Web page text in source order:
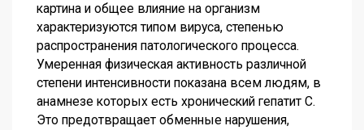
картина и общее влияние на организм
характеризуются типом вируса, степенью
распространения патологического процесса.
Умеренная физическая активность различной
степени интенсивности показана всем людям, в
анамнезе которых есть хронический гепатит С.
Это предотвращает обменные нарушения,